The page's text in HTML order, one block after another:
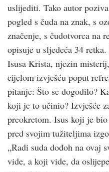
uslijediti. Tako autor
pogled s čuda na znak, s
značenje, s čudotvorca na
opisuje u sljedeća 34
Isusa Krista, njezin
cijelom izvješću poput
pitanje: Što se dogodilo?
koji je to učinio? Izvješće
preokretom. Isus koji je
pred svojim tužiteljima
„Radi suda dođoh na ovaj
vide, a koji vide, da